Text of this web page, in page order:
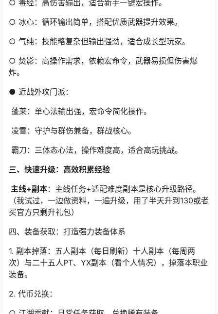
○ 毒经：高伤害输出，适合新手一键宏操作。
○ 冰心：循环输出简单，搭配优质武器提升效果。
○ 气纯：技能略复杂但输出强劲，适合成长型玩家。
○ 焚影：高操作需求，依赖宏命令，武器易损但伤害爆
炸。
● 近战外攻门派 ：
蓬莱：单心法输出强，宏命令简化操作。
凌雪 ：守护与群伤兼备，群战核心。
霸刀：三体态心法，操作难度高，适合高玩挑战。
三、快速升级：高效积累经验
主线+副本：主线任务+适配难度副本是核心升级路径。
（我试过，一边做资料，一遍升级，用了半天升到130或者
买官方只剩升礼包）
四、装备获取：打造强力装备体系
1. 副本掉落：五人副本（每日刷新）十人副本（每周两
次）与二十五人PT、YX副本（看个人情况），掉落本职业
装备。
2. 代币兑换：